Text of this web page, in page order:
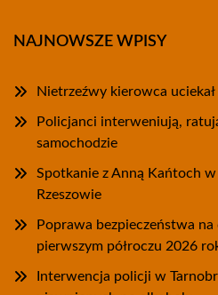
NAJNOWSZE WPISY
Nietrzeźwy kierowca
Policjanci interweniują,
samochodzie
Spotkanie z Anną Kańtoch
Rzeszowie
Poprawa bezpieczeństwa
pierwszym półroczu 2026
Interwencja policji w